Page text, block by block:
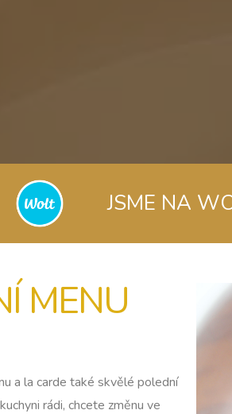
JSME NA
MENU
a la carde také skvělé polední
rádi, chcete změnu ve